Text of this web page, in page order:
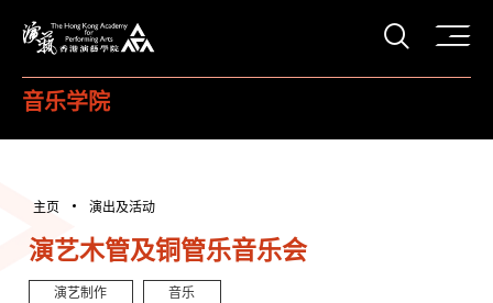
打开
音乐学院
主页 演出及活动
演艺木管及铜管乐音乐会
演艺制作 音乐